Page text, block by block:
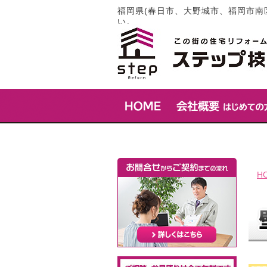
福岡県(春日市、大野城市、福岡市
い。